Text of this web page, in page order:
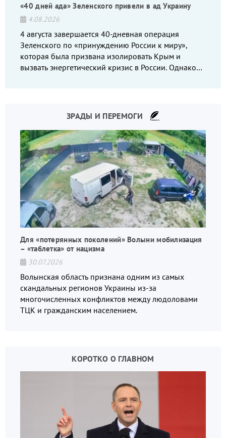
«40 дней ада» Зеленского привели в ад Украину
4.08.2026
4 августа завершается 40-дневная операция
Зеленского по «принуждению России к миру»,
которая была призвана изолировать Крым и
вызвать энергетический кризис в России. Однако
ЗРАДЫ И ПЕРЕМОГИ
Для «потерянных поколений» Волыни мобилизация
– «таблетка» от нацизма
30.07.2026
Волынская область признана одним из самых
скандальных регионов Украины из-за
многочисленных конфликтов между людоловами
ТЦК и гражданским населением.
КОРОТКО О ГЛАВНОМ